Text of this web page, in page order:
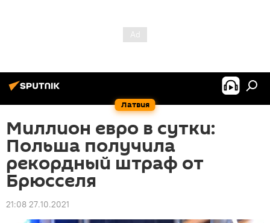
Латвия
Миллион евро в сутки:
Польша получила
рекордный штраф от
Брюсселя
21:08 27.10.2021